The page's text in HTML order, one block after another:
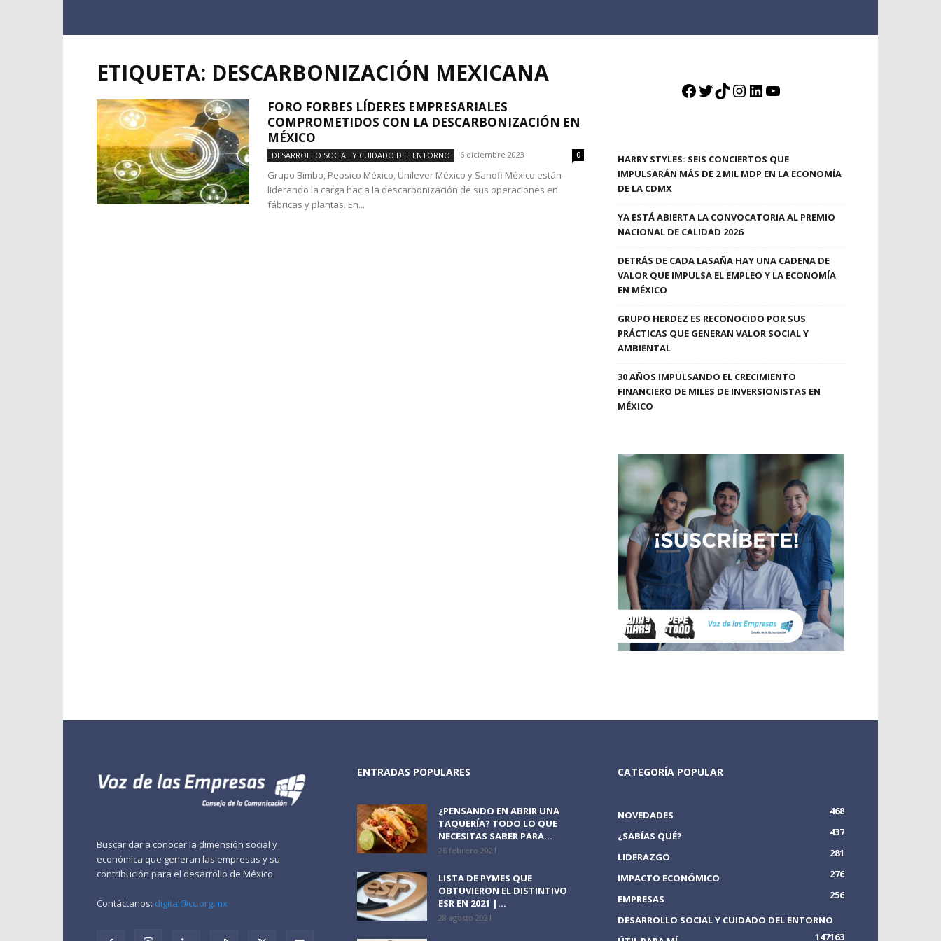
ETIQUETA: DESCARBONIZACIÓN MEXICANA
FORO FORBES LÍDERES EMPRESARIALES
COMPROMETIDOS CON LA DESCARBONIZACIÓN EN
MÉXICO
DESARROLLO SOCIAL Y CUIDADO DEL ENTORNO 6 diciembre 2023 0
Grupo Bimbo, Pepsico México, Unilever México y Sanofi México están
liderando la carga hacia la descarbonización de sus operaciones en
fábricas y plantas. En...
Facebook
Twitter
TikTok
Instagram
LinkedIn
YouTube
HARRY STYLES: SEIS CONCIERTOS QUE
IMPULSARÁN MÁS DE 2 MIL MDP EN LA ECONOMÍA
DE LA CDMX
YA ESTÁ ABIERTA LA CONVOCATORIA AL PREMIO
NACIONAL DE CALIDAD 2026
DETRÁS DE CADA LASAÑA HAY UNA CADENA DE
VALOR QUE IMPULSA EL EMPLEO Y LA ECONOMÍA
EN MÉXICO
GRUPO HERDEZ ES RECONOCIDO POR SUS
PRÁCTICAS QUE GENERAN VALOR SOCIAL Y
AMBIENTAL
30 AÑOS IMPULSANDO EL CRECIMIENTO
FINANCIERO DE MILES DE INVERSIONISTAS EN
MÉXICO
Buscar dar a conocer la dimensión social y
económica que generan las empresas y su
contribución para el desarrollo de México.
Contáctanos: digital@cc.org.mx
ENTRADAS POPULARES
¿PENSANDO EN ABRIR UNA
TAQUERÍA? TODO LO QUE
NECESITAS SABER PARA...
26 febrero 2021
LISTA DE PYMES QUE
OBTUVIERON EL DISTINTIVO
ESR EN 2021 |...
28 agosto 2021
CATEGORÍA POPULAR
NOVEDADES
468
¿SABÍAS QUÉ?
437
LIDERAZGO
281
IMPACTO ECONÓMICO
276
EMPRESAS
256
DESARROLLO SOCIAL Y CUIDADO DEL ENTORNO
163
147